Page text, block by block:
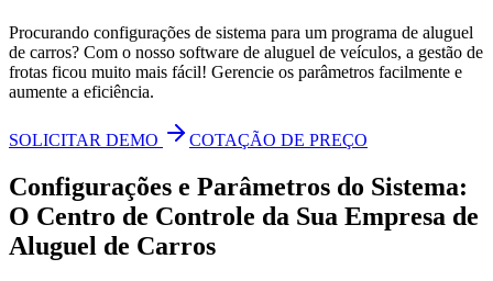
Procurando configurações de sistema para um programa de aluguel
de carros? Com o nosso software de aluguel de veículos, a gestão de
frotas ficou muito mais fácil! Gerencie os parâmetros facilmente e
aumente a eficiência.
SOLICITAR DEMO COTAÇÃO DE PREÇO
Configurações e Parâmetros do Sistema:
O Centro de Controle da Sua Empresa de
Aluguel de Carros